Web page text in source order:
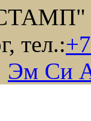
тел.:
Эм Си